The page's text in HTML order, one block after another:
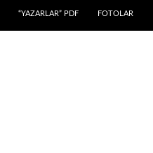
“YAZARLAR” PDF FOTOLAR